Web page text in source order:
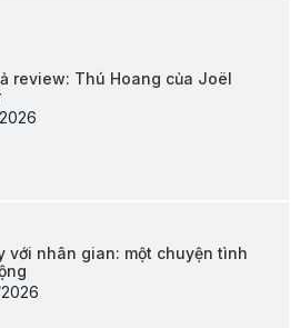
review: Thú Hoang của Joël
với nhân gian: một chuyện tình